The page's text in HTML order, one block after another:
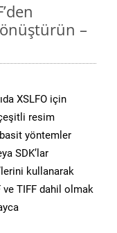
–
XSLFO için
çeşitli resim
yöntemler
SDK’lar
kullanarak
ve TIFF dahil olmak